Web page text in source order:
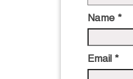
Name *
Email *